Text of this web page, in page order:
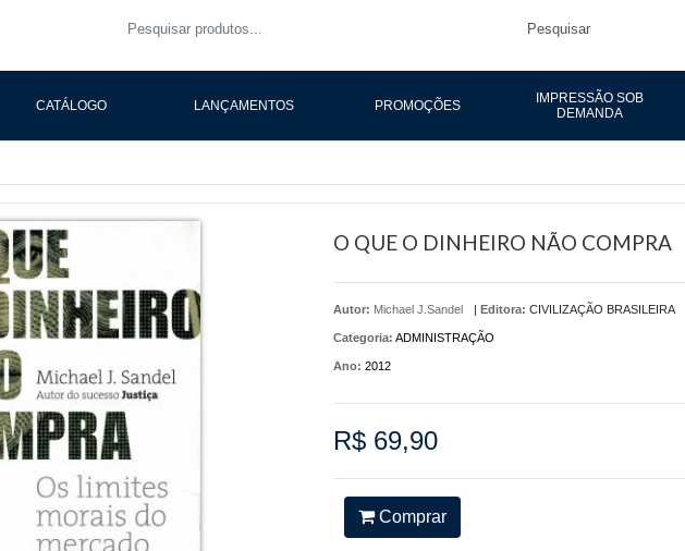
Pesquisar
CATÁLOGO LANÇAMENTOS PROMOÇÕES
IMPRESSÃO SOB
DEMANDA
O QUE O DINHEIRO NÃO COMPRA
Autor: Michael J.Sandel | Editora: CIVILIZAÇÃO BRASILEIRA
Categoria: ADMINISTRAÇÃO
Ano: 2012
R$ 69,90
Comprar